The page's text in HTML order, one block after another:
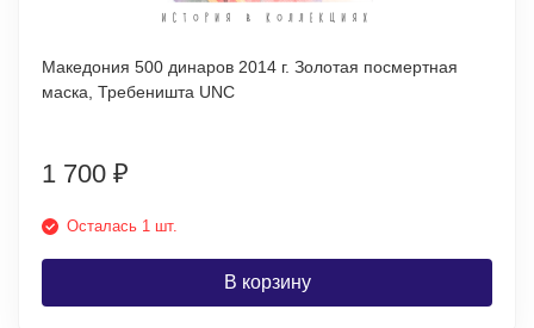
Македония 500 динаров 2014 г. Золотая посмертная
маска, Требеништа UNC
1 700 ₽
Осталась 1 шт.
В корзину